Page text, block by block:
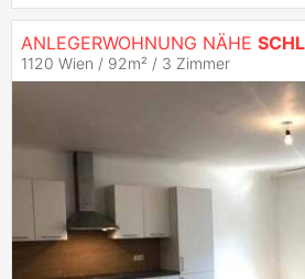
ANLEGERWOHNUNG NÄHE
1120 Wien / 92m² / 3 Zimmer